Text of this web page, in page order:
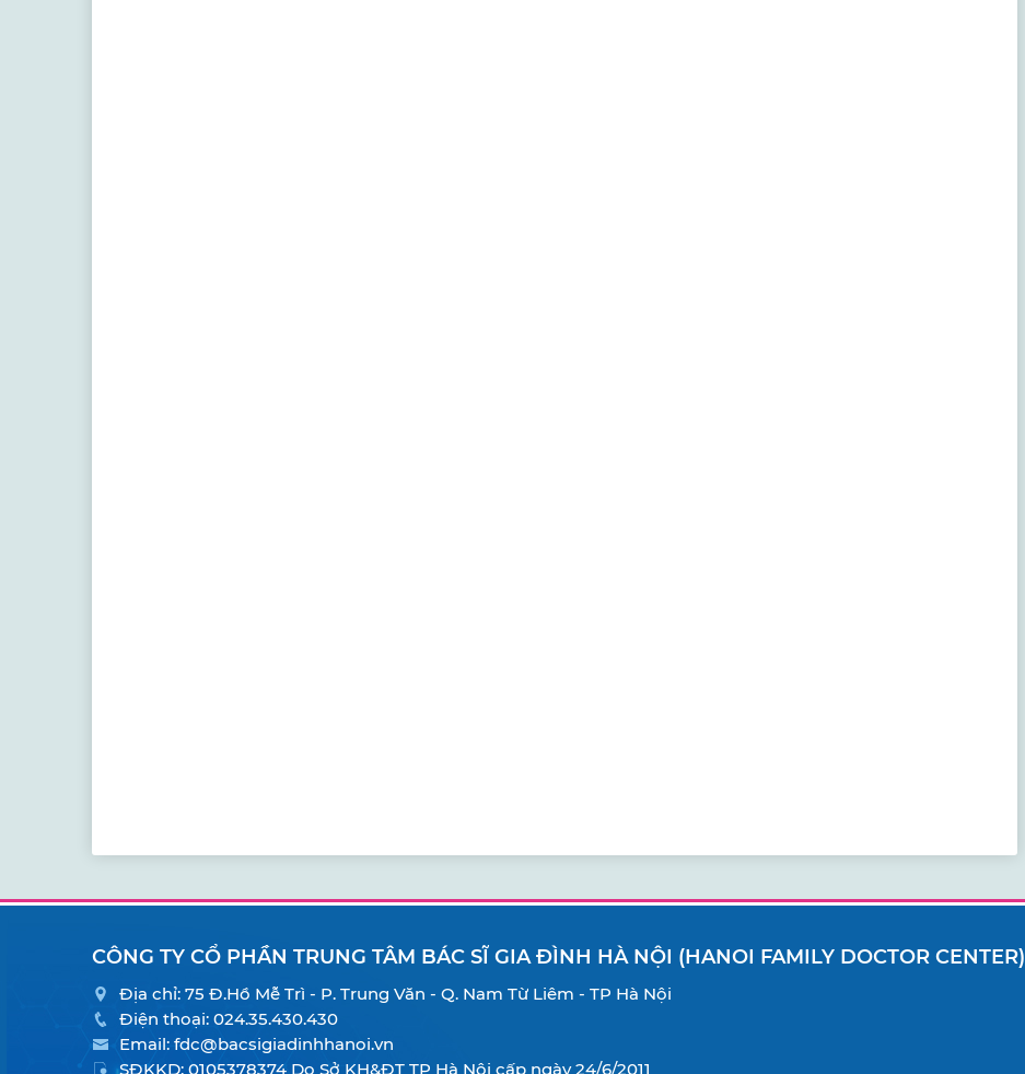
CÔNG TY CỔ PHẦN TRUNG TÂM BÁC SĨ GIA ĐÌNH HÀ NỘI (HANOI FAMILY DOCTOR CENTER)
Địa chỉ: 75 Đ.Hồ Mễ Trì - P. Trung Văn - Q. Nam Từ Liêm - TP Hà Nội
Điện thoại: 024.35.430.430
Email: fdc@bacsigiadinhhanoi.vn
SĐKKD: 0105378374 Do Sở KH&ĐT TP Hà Nội cấp ngày 24/6/2011